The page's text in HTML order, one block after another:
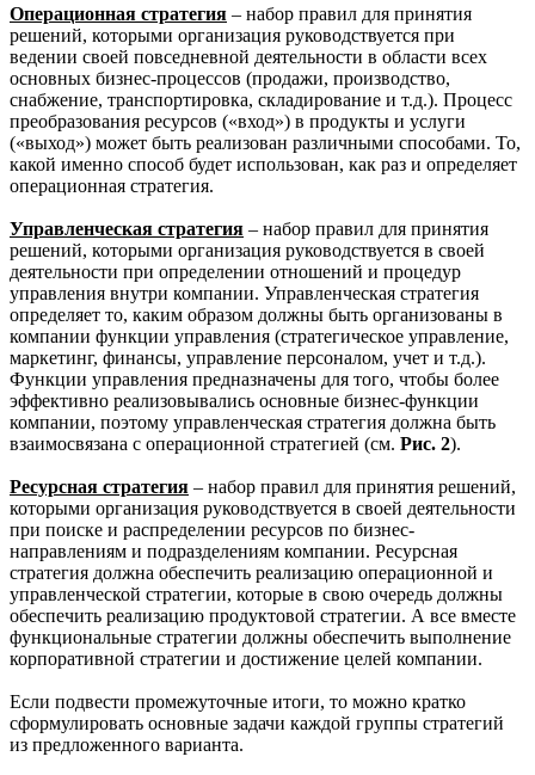
Операционная стратегия – набор правил для принятия
решений, которыми организация руководствуется при
ведении своей повседневной деятельности в области всех
основных бизнес-процессов (продажи, производство,
снабжение, транспортировка, складирование и т.д.). Процесс
преобразования ресурсов («вход») в продукты и услуги
(«выход») может быть реализован различными способами. То,
какой именно способ будет использован, как раз и определяет
операционная стратегия.
Управленческая стратегия – набор правил для принятия
решений, которыми организация руководствуется в своей
деятельности при определении отношений и процедур
управления внутри компании. Управленческая стратегия
определяет то, каким образом должны быть организованы в
компании функции управления (стратегическое управление,
маркетинг, финансы, управление персоналом, учет и т.д.).
Функции управления предназначены для того, чтобы более
эффективно реализовывались основные бизнес-функции
компании, поэтому управленческая стратегия должна быть
взаимосвязана с операционной стратегией (см. Рис. 2).
Ресурсная стратегия – набор правил для принятия решений,
которыми организация руководствуется в своей деятельности
при поиске и распределении ресурсов по бизнес-
направлениям и подразделениям компании. Ресурсная
стратегия должна обеспечить реализацию операционной и
управленческой стратегии, которые в свою очередь должны
обеспечить реализацию продуктовой стратегии. А все вместе
функциональные стратегии должны обеспечить выполнение
корпоративной стратегии и достижение целей компании.
Если подвести промежуточные итоги, то можно кратко
сформулировать основные задачи каждой группы стратегий
из предложенного варианта.